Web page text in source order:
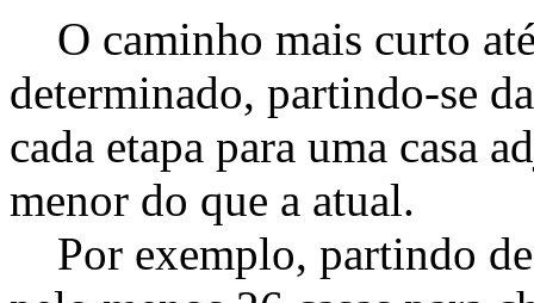
O caminho mais curto
determinado, partindo-se
cada etapa para uma casa
menor do que a atual.
Por exemplo, partindo